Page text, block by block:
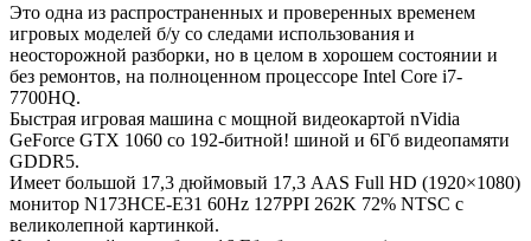
Это одна из распространенных и проверенных временем
игровых моделей б/у со следами использования и
неосторожной разборки, но в целом в хорошем состоянии и
без ремонтов, на полноценном процессоре Intel Core i7-
7700HQ.
Быстрая игровая машина с мощной видеокартой nVidia
GeForce GTX 1060 со 192-битной! шиной и 6Гб видеопамяти
GDDR5.
Имеет большой 17,3 дюймовый 17,3 AAS Full HD (1920×1080)
монитор N173HCE-E31 60Hz 127PPI 262K 72% NTSC с
великолепной картинкой.